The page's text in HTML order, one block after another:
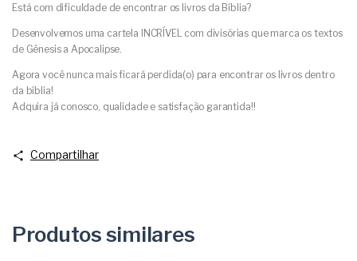
Está com dificuldade de encontrar os livros da Bíblia?
Desenvolvemos uma cartela INCRÍVEL com divisórias que marca os textos
de Gênesis a Apocalipse.
Agora você nunca mais ficará perdida(o) para encontrar os livros dentro
da bíblia!
Adquira já conosco, qualidade e satisfação garantida!!
Compartilhar
Produtos similares